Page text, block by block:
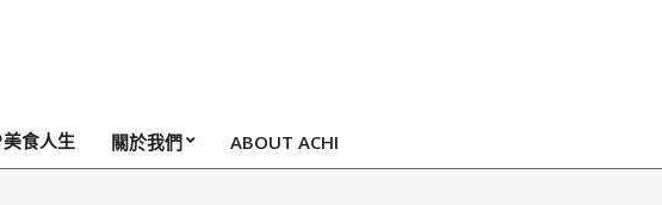
美食人生 關於我們 ABOUT ACHI